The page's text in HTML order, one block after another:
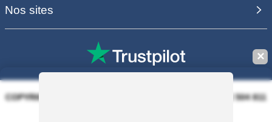
Nos sites
COPYRIGHT 2006 - 2025 - EQUIRODI SAS - R.C.S. DOLE 504 811
✕